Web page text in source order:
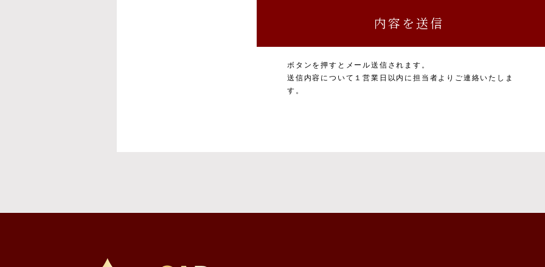
※お預かりした書類については、一部お返しできないことがありますのでご了承ください。
必要となる項目を入力いただかない場合は、本サービスを受けられないことがあります。
ボタンを押すとメール送信されます。
送信内容について１営業日以内に担当者よりご連絡いたしま
す。